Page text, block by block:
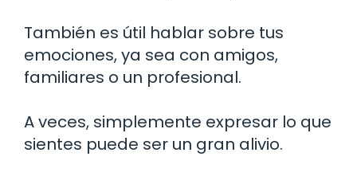
También es útil hablar sobre tus
emociones, ya sea con amigos,
familiares o un profesional.
A veces, simplemente expresar lo que
sientes puede ser un gran alivio.